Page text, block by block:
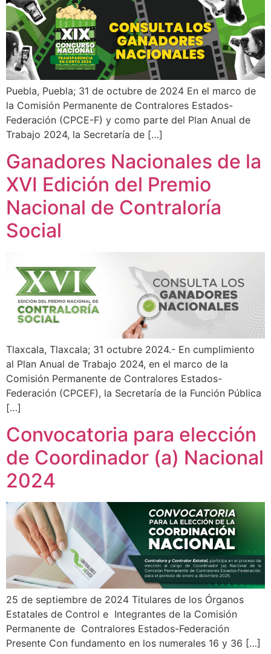
Puebla, Puebla; 31 de octubre de 2024 En el marco de
la Comisión Permanente de Contralores Estados-
Federación (CPCE-F) y como parte del Plan Anual de
Trabajo 2024, la Secretaría de […]
Ganadores Nacionales de la
XVI Edición del Premio
Nacional de Contraloría
Social
Tlaxcala, Tlaxcala; 31 octubre 2024.- En cumplimiento
al Plan Anual de Trabajo 2024, en el marco de la
Comisión Permanente de Contralores Estados-
Federación (CPCEF), la Secretaría de la Función Pública
[…]
Convocatoria para elección
de Coordinador (a) Nacional
2024
25 de septiembre de 2024 Titulares de los Órganos
Estatales de Control e Integrantes de la Comisión
Permanente de Contralores Estados-Federación
Presente Con fundamento en los numerales 16 y 36 […]